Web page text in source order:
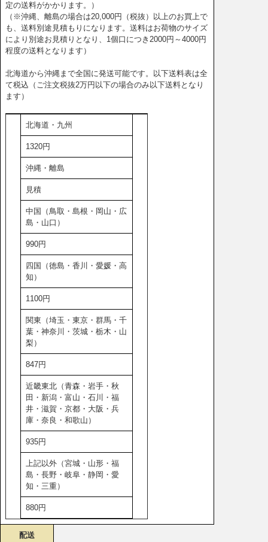
定の送料がかかります。）
（※沖縄、離島の場合は20,000円（税抜）以上のお買上で
も、送料別途見積もりになります。送料はお荷物のサイズ
により別途お見積りとなり、1個口につき2000円～4000円
程度の送料となります）
北海道から沖縄まで全国に発送可能です。以下送料表は全
て税込（ご注文税抜2万円以下の場合のみ以下送料となり
ます）
北海道・九州
1320円
沖縄・離島
見積
中国（鳥取・島根・岡山・広
島・山口）
990円
四国（徳島・香川・愛媛・高
知）
1100円
関東（埼玉・東京・群馬・千
葉・神奈川・茨城・栃木・山
梨）
847円
近畿東北（青森・岩手・秋
田・新潟・富山・石川・福
井・滋賀・京都・大阪・兵
庫・奈良・和歌山）
935円
上記以外（宮城・山形・福
島・長野・岐阜・静岡・愛
知・三重）
880円
配送